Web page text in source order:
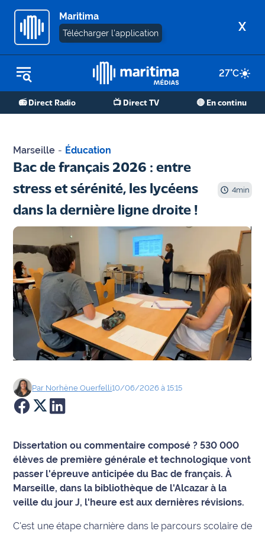
Maritima
Télécharger l'application X
27°C
📻 Direct Radio 📺 Direct TV 🔴 En continu
REPLAY RADIO
REPLAY TV
Martigues
de Berre
Marseille
OM
Agenda
Faits
divers
Sports
Société
Culture
Économie
Éducation
Emploi
Environnement
Marseille - Éducation
Bac de français 2026 : entre
stress et sérénité, les lycéens
dans la dernière ligne droite !
4min
Par Norhène Ouerfelli10/06/2026 à 15:15
Dissertation ou commentaire composé ? 530 000
élèves de première générale et technologique vont
passer l'épreuve anticipée du Bac de français. À
Marseille, dans la bibliothèque de l'Alcazar à la
veille du jour J, l'heure est aux dernières révisions.
C'est une étape charnière dans le parcours scolaire de